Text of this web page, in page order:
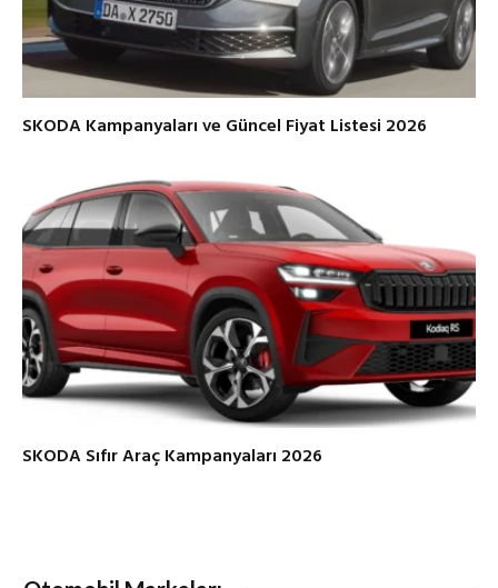
SKODA Kampanyaları ve Güncel Fiyat Listesi 2026
SKODA Sıfır Araç Kampanyaları 2026